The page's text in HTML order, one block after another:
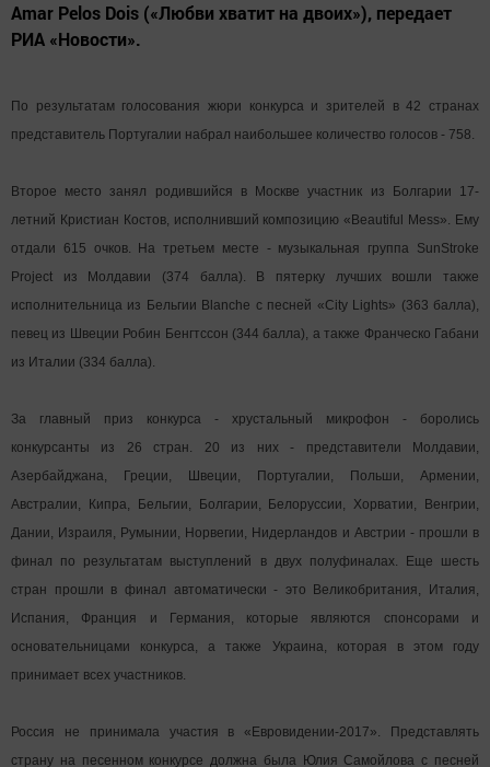
Amar Pelos Dois («Любви хватит на двоих»), передает
РИА «Новости».
По результатам голосования жюри конкурса и зрителей в 42 странах
представитель Португалии набрал наибольшее количество голосов - 758.
Второе место занял родившийся в Москве участник из Болгарии 17-
летний Кристиан Костов, исполнивший композицию «Beautiful Mess». Ему
отдали 615 очков. На третьем месте - музыкальная группа SunStroke
Project из Молдавии (374 балла). В пятерку лучших вошли также
исполнительница из Бельгии Blanche с песней «City Lights» (363 балла),
певец из Швеции Робин Бенгтссон (344 балла), а также Франческо Габани
из Италии (334 балла).
За главный приз конкурса - хрустальный микрофон - боролись
конкурсанты из 26 стран. 20 из них - представители Молдавии,
Азербайджана, Греции, Швеции, Португалии, Польши, Армении,
Австралии, Кипра, Бельгии, Болгарии, Белоруссии, Хорватии, Венгрии,
Дании, Израиля, Румынии, Норвегии, Нидерландов и Австрии - прошли в
финал по результатам выступлений в двух полуфиналах. Еще шесть
стран прошли в финал автоматически - это Великобритания, Италия,
Испания, Франция и Германия, которые являются спонсорами и
основательницами конкурса, а также Украина, которая в этом году
принимает всех участников.
Россия не принимала участия в «Евровидении-2017». Представлять
страну на песенном конкурсе должна была Юлия Самойлова с песней